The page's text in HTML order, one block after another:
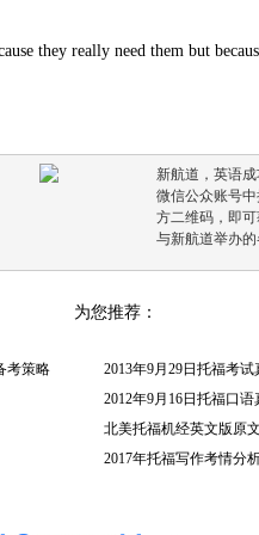
they really need them but
新航道，英语
微信公众账号
方二维码，即
与新航道举办的
考策略
为您推荐：
2013年9月29日托福考
2012年9月16日托福口
北美托福机经英文版原
2017年托福写作考情分